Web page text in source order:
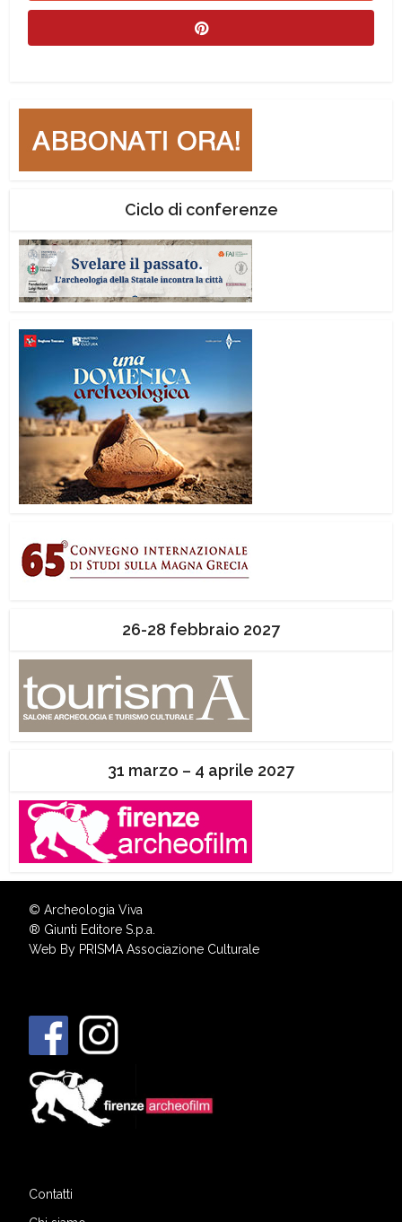
Ciclo di conferenze
26-28 febbraio 2027
31 marzo – 4 aprile 2027
© Archeologia Viva
® Giunti Editore S.p.a.
Web By PRISMA Associazione Culturale
Contatti